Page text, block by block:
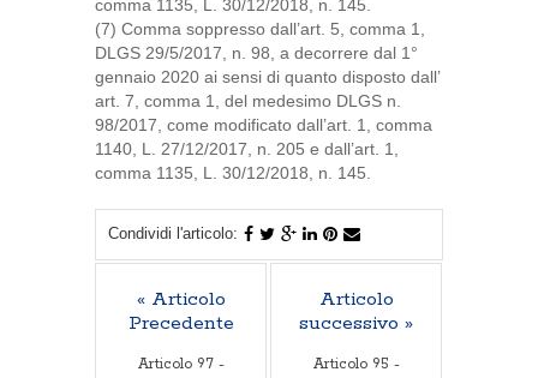
comma 1135, L. 30/12/2018, n. 145.
(7) Comma soppresso dall’art. 5, comma 1,
DLGS 29/5/2017, n. 98, a decorrere dal 1°
gennaio 2020 ai sensi di quanto disposto dall’
art. 7, comma 1, del medesimo DLGS n.
98/2017, come modificato dall’art. 1, comma
1140, L. 27/12/2017, n. 205 e dall’art. 1,
comma 1135, L. 30/12/2018, n. 145.
Condividi l'articolo:
« Articolo
Precedente
Articolo 97 -
Articolo
successivo »
Articolo 95 -